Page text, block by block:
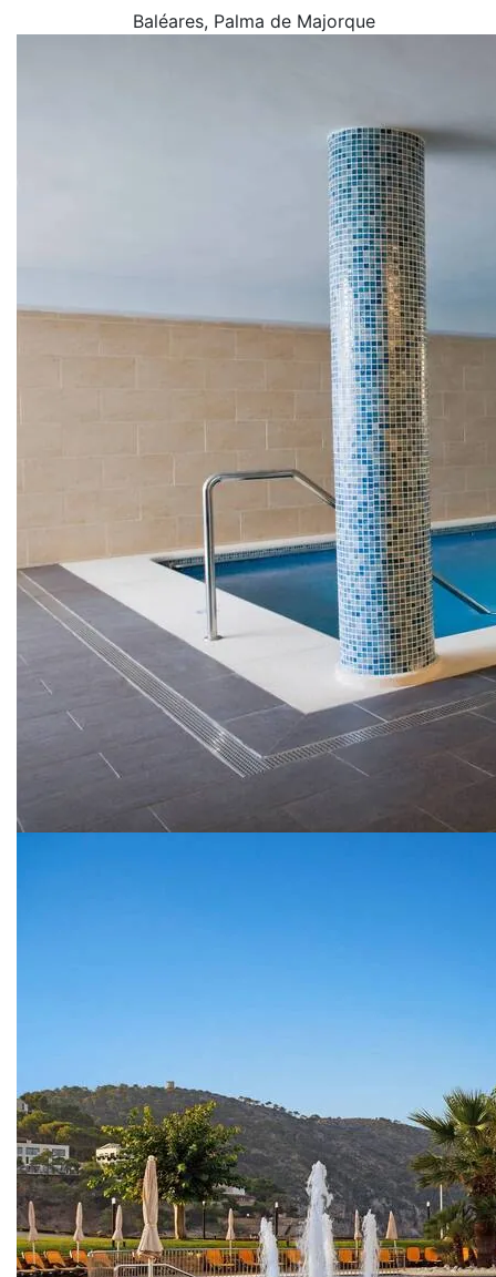
Baléares, Palma de Majorque